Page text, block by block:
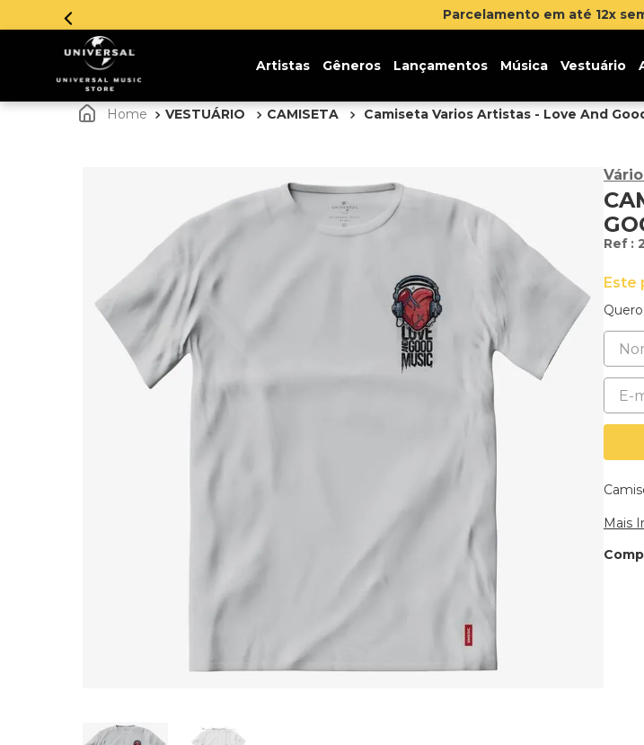
Parcelamento em até 12x
Artistas Gêneros Lançamentos Música Vestuário
VESTUÁRIO CAMISETA Camiseta Varios Artistas - Love And
:
Este
Mais